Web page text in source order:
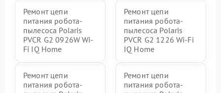
Ремонт цепи
питания робота-
пылесоса Polaris
PVCR G2 0926W Wi-
Fi IQ Home
Ремонт цепи
питания робота-
пылесоса Polaris
PVCR G2 1226 Wi-Fi
IQ Home
Ремонт цепи
питания робота-
Ремонт цепи
питания робота-